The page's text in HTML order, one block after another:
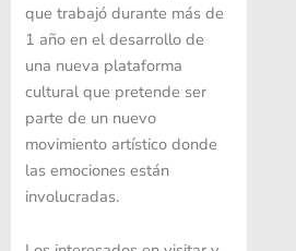
que trabajó durante más de
1 año en el desarrollo de
una nueva plataforma
cultural que pretende ser
parte de un nuevo
movimiento artístico donde
las emociones están
involucradas.